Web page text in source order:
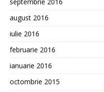
august 2016
iulie 2016
februarie 2016
ianuarie 2016
octombrie 2015